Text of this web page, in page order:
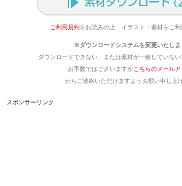
ご利用規約をお読みの上、イラスト・素材をご利
※ダウンロードシステムを変更いたしま
ダウンロードできない、または素材が一致していな
お手数ではございますがこちらのメールア
からご連絡いただけますようお願い申し上
スポンサーリンク